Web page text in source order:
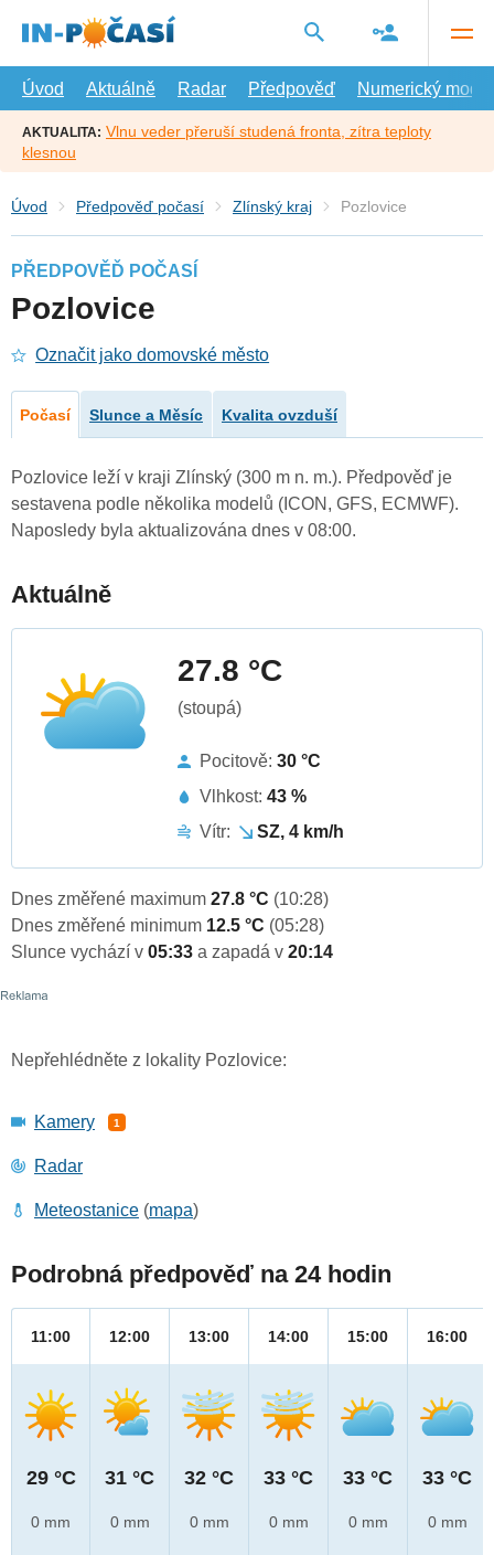
hlavní
Úvod
Aktuálně Radar Předpověď Numerický model
AKTUALITA: Vlnu veder přeruší studená fronta, zítra teploty
klesnou
Úvod Předpověď počasí Zlínský kraj Pozlovice
PŘEDPOVĚĎ POČASÍ
Pozlovice
Označit jako domovské město
Počasí Slunce a Měsíc Kvalita ovzduší
Pozlovice leží v kraji Zlínský (300 m n. m.). Předpověď je
sestavena podle několika modelů (ICON, GFS, ECMWF).
Naposledy byla aktualizována dnes v 08:00.
Aktuálně
27.8 °C
(stoupá)
Pocitově: 30 °C
Vlhkost: 43 %
Vítr:
SZ, 4 km/h
Dnes změřené maximum 27.8 °C (10:28)
Dnes změřené minimum 12.5 °C (05:28)
Slunce vychází v 05:33 a zapadá v 20:14
Nepřehlédněte z lokality Pozlovice:
Kamery 1
Radar
Meteostanice (mapa)
Podrobná předpověď na 24 hodin
11:00
29 °C
0 mm
12:00
31 °C
0 mm
13:00
32 °C
0 mm
14:00
33 °C
0 mm
15:00
33 °C
0 mm
16:00
33 °C
0 mm